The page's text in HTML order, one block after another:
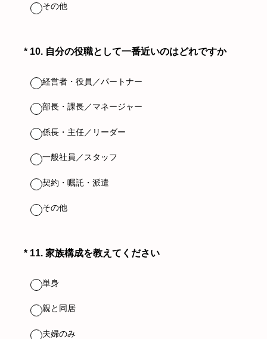
その他
* 10. 自分の役職として一番近いのはどれですか
（必須）
経営者・役員／パートナー
部長・課長／マネージャー
係長・主任／リーダー
一般社員／スタッフ
契約・嘱託・派遣
その他
* 11. 家族構成を教えてください
（必須）
単身
親と同居
夫婦のみ